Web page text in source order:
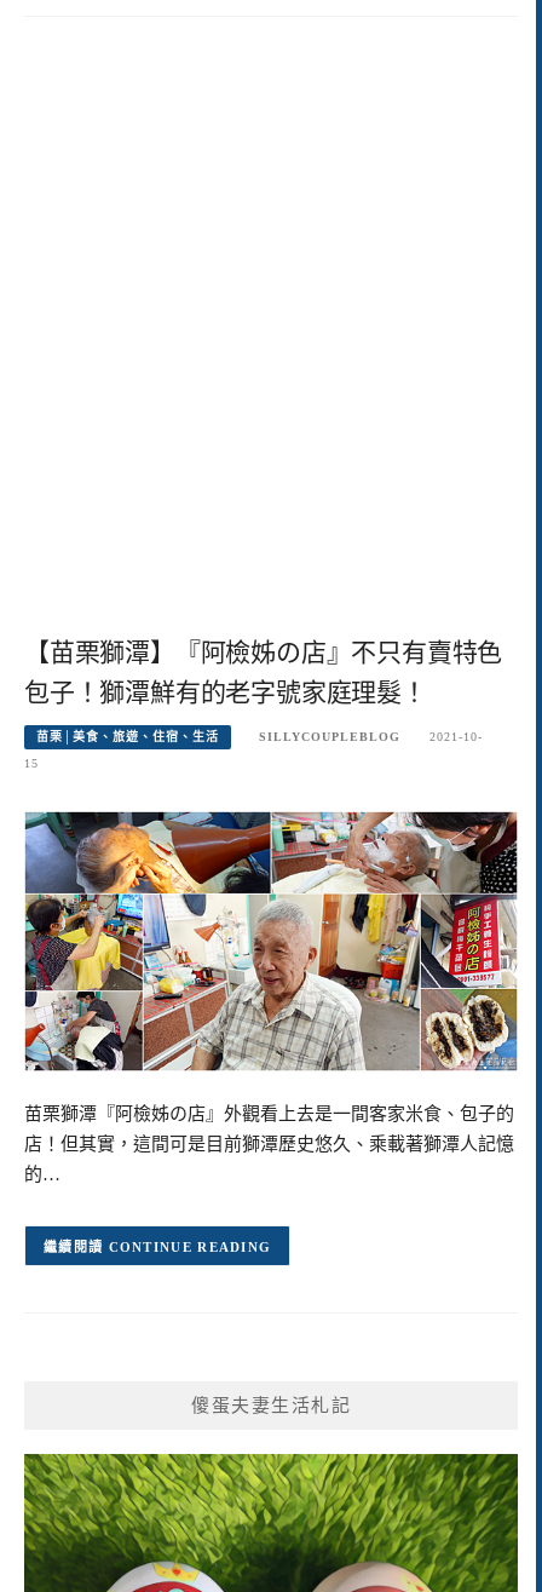
【苗栗獅潭】『阿檢姊の店』不只有賣特色
包子！獅潭鮮有的老字號家庭理髮！
苗栗│美食、旅遊、住宿、生活 SILLYCOUPLEBLOG
2021-10-
15
苗栗獅潭『阿檢姊の店』外觀看上去是一間客家米食、包子的
店！但其實，這間可是目前獅潭歷史悠久、乘載著獅潭人記憶
的…
CONTINUE READING
傻蛋夫妻生活札記